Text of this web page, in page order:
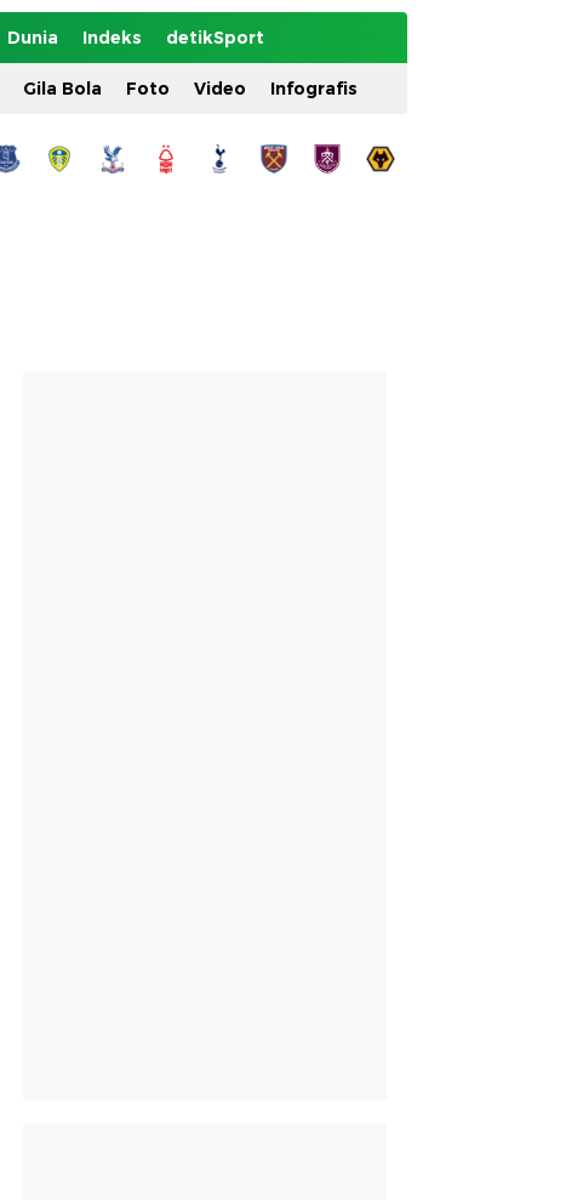
Dunia Indeks detikSport
Gila Bola Foto Video Infografis